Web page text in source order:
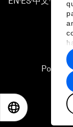
Política